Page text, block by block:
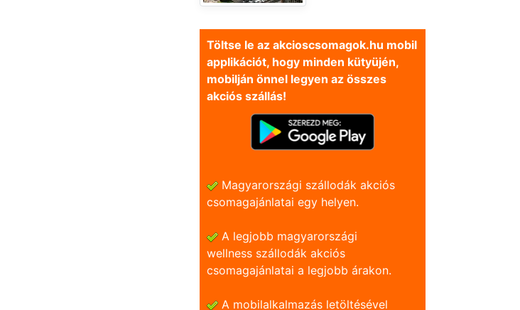
Töltse le az akcioscsomagok.hu mobil
applikációt, hogy minden kütyüjén,
mobilján önnel legyen az összes
akciós szállás!
Magyarországi szállodák akciós
csomagajánlatai egy helyen.
A legjobb magyarországi
wellness szállodák akciós
csomagajánlatai a legjobb árakon.
A mobilalkalmazás letöltésével